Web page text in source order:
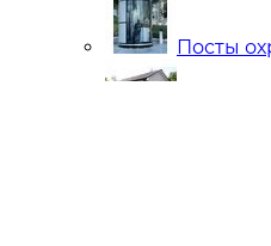
Посты